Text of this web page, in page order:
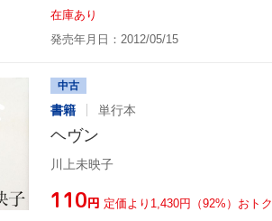
在庫あり
発売年月日：2012/05/15
中古
書籍 単行本
ヘヴン
川上未映子
¥110円 定価より1,430円（92%）おトク